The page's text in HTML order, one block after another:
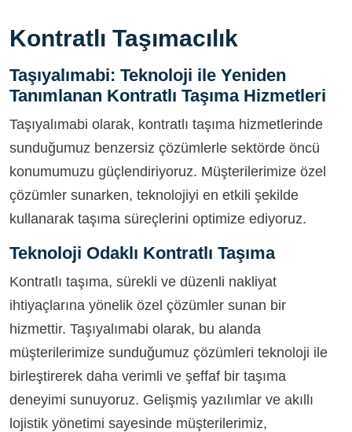
Kontratlı Taşımacılık
Taşıyalımabi: Teknoloji ile Yeniden
Tanımlanan Kontratlı Taşıma Hizmetleri
Taşıyalımabi olarak, kontratlı taşıma hizmetlerinde
sunduğumuz benzersiz çözümlerle sektörde öncü
konumumuzu güçlendiriyoruz. Müşterilerimize özel
çözümler sunarken, teknolojiyi en etkili şekilde
kullanarak taşıma süreçlerini optimize ediyoruz.
Teknoloji Odaklı Kontratlı Taşıma
Kontratlı taşıma, sürekli ve düzenli nakliyat
ihtiyaçlarına yönelik özel çözümler sunan bir
hizmettir. Taşıyalımabi olarak, bu alanda
müşterilerimize sunduğumuz çözümleri teknoloji ile
birleştirerek daha verimli ve şeffaf bir taşıma
deneyimi sunuyoruz. Gelişmiş yazılımlar ve akıllı
lojistik yönetimi sayesinde müşterilerimiz,